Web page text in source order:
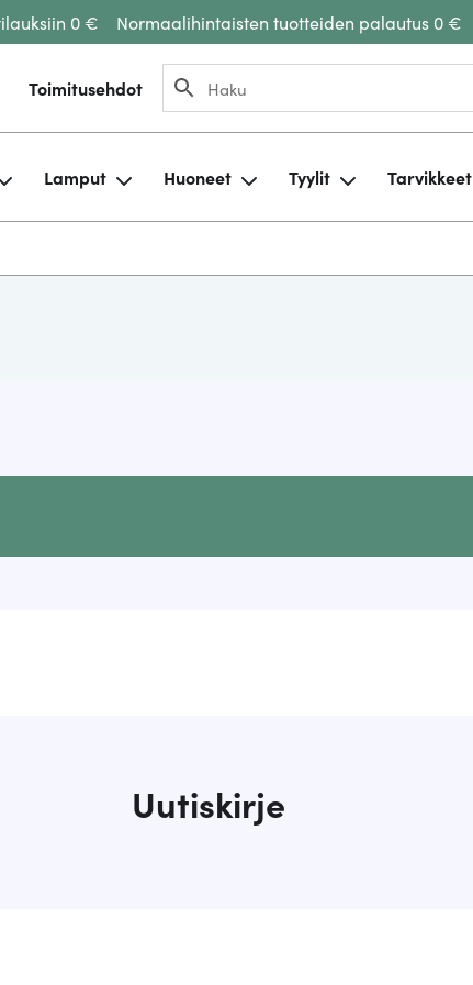
0 € Normaalihintaisten tuotteiden palautus 0 €
Toimitusehdot
Lamput Huoneet Tyylit Tarvikkeet
Uutiskirje